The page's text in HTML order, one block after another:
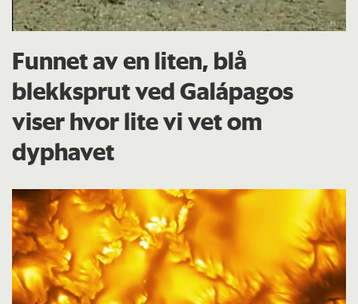
Funnet av en liten, blå
blekksprut ved Galápagos
viser hvor lite vi vet om
dyphavet